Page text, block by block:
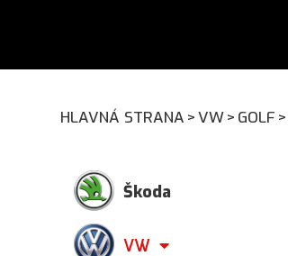
HLAVNÁ STRANA >VW> GOLF >
Škoda
VW